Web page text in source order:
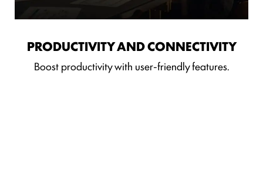
PRODUCTIVITY AND CONNECTIVITY
Boost productivity with user-friendly features.